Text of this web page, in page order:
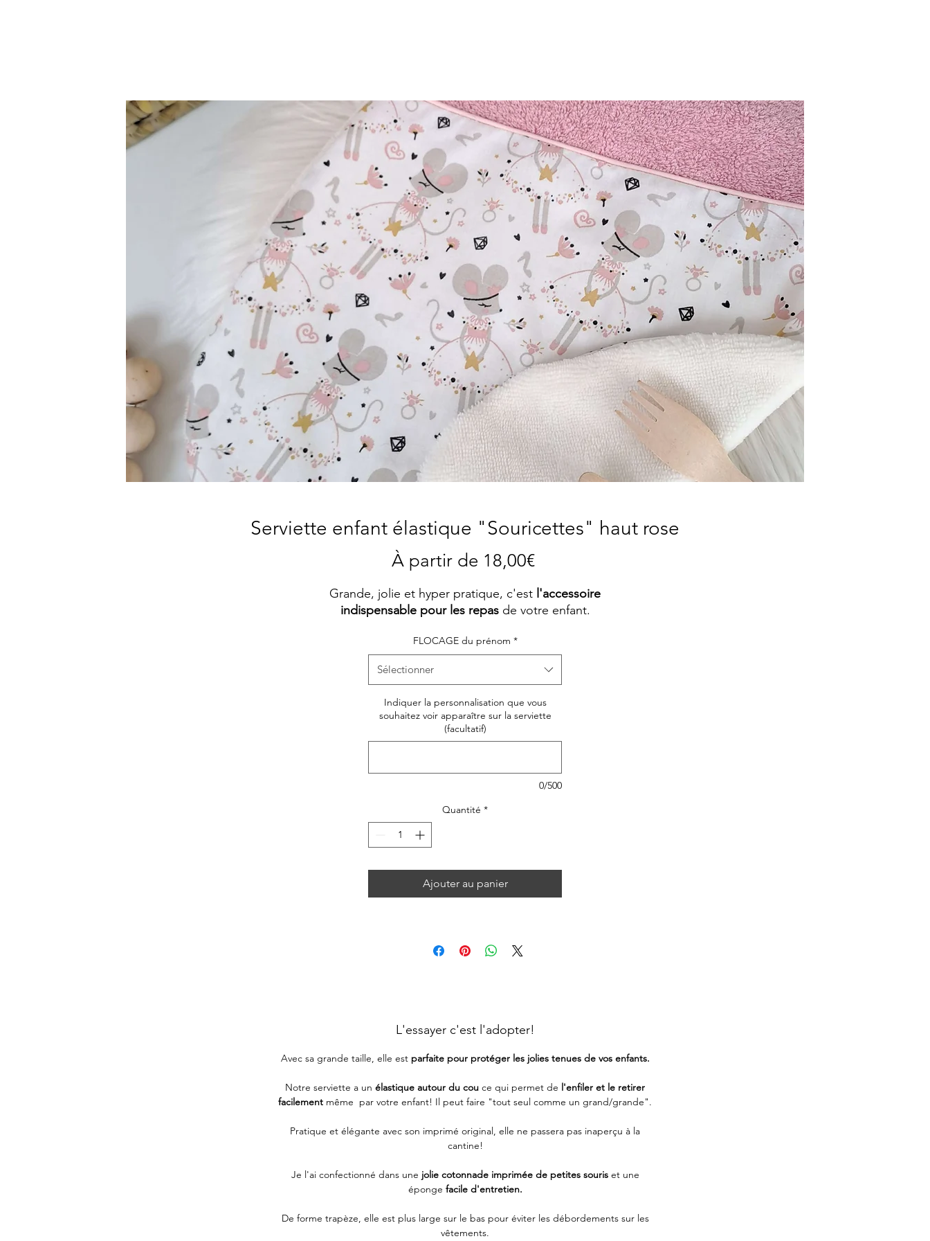
Serviette enfant élastique "Souricettes" haut rose
À partir de 18,00€Prix
Grande, jolie et hyper pratique, c'est l'accessoire
indispensable pour les repasde votre enfant.
FLOCAGE du prénom *
Sélectionner
Indiquer la personnalisation que vous
souhaitez voir apparaître sur la serviette
(facultatif)
0/500
Quantité *
Ajouter au panier
L'essayer c'est l'adopter!
Avec sa grande taille, elle estparfaite pour protéger les jolies tenues de vos enfants.
Notre serviette a un élastique autour du cou ce qui permet de l'enfiler et le retirer
facilement même par votre enfant! Il peut faire "tout seul comme un grand/grande".
Pratique et élégante avec son imprimé original, elle ne passera pas inaperçu à la
cantine!
Je l'ai confectionné dans une jolie cotonnade imprimée de petites souris et une
éponge facile d'entretien.
De forme trapèze, elle est plus large sur le bas pour éviter les débordements sur les
vêtements.